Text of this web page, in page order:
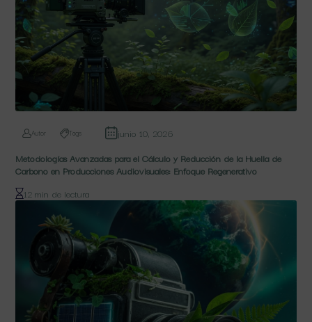
Autor Tags
junio 10, 2026
Metodologías Avanzadas para el Cálculo y Reducción de la Huella de
Carbono en Producciones Audiovisuales: Enfoque Regenerativo
12 min de lectura